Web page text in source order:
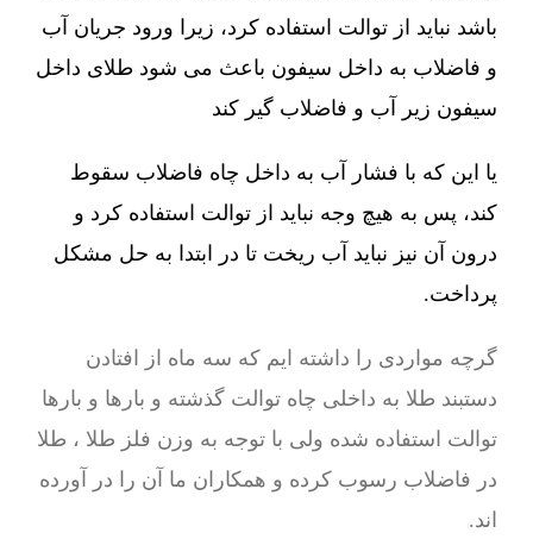
باشد نباید از توالت استفاده کرد، زیرا ورود جریان آب
و فاضلاب به داخل سیفون باعث می شود طلای داخل
سیفون زیر آب و فاضلاب گیر کند
یا این که با فشار آب به داخل چاه فاضلاب سقوط
کند، پس به هیچ وجه نباید از توالت استفاده کرد و
درون آن نیز نباید آب ریخت تا در ابتدا به حل مشکل
پرداخت.
گرچه مواردی را داشته ایم که سه ماه از افتادن
دستبند طلا به داخلی چاه توالت گذشته و بارها و بارها
توالت استفاده شده ولی با توجه به وزن فلز طلا ، طلا
در فاضلاب رسوب کرده و همکاران ما آن را در آورده
اند.